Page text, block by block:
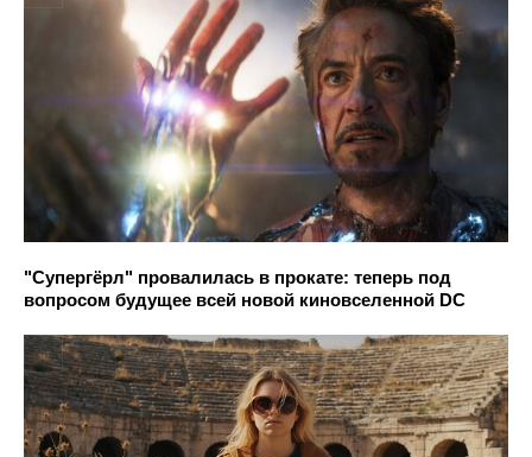
"Супергёрл" провалилась в прокате: теперь под
вопросом будущее всей новой киновселенной DC